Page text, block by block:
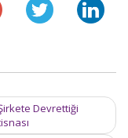
Devrettiği